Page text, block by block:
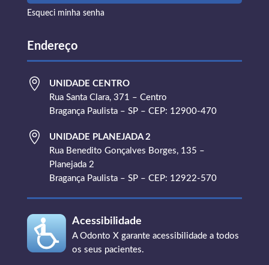
Esqueci minha senha
Endereço

UNIDADE CENTRO
Rua Santa Clara, 371 – Centro
Bragança Paulista – SP – CEP: 12900-470

UNIDADE PLANEJADA 2
Rua Benedito Gonçalves Borges, 135 –
Planejada 2
Bragança Paulista – SP – CEP: 12922-570
Acessibilidade
A Odonto X garante acessibilidade a todos
os seus pacientes.